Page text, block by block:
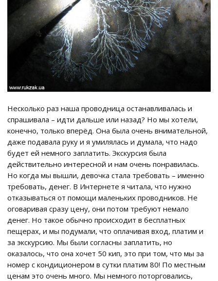
Несколько раз наша проводница останавливалась и
спрашивала – идти дальше или назад? Но мы хотели,
конечно, только вперёд. Она была очень внимательной,
даже подавала руку и я умилялась и думала, что надо
будет ей немного заплатить. Экскурсия была
действительно интересной и нам очень понравилась.
Но когда мы вышли, девочка стала требовать – именно
требовать, денег. В Интернете я читала, что нужно
отказываться от помощи маленьких проводников. Не
оговаривая сразу цену, они потом требуют немало
денег. Но такое обычно происходит в бесплатных
пещерах, и мы подумали, что оплачивая вход, платим и
за экскурсию. Мы были согласны заплатить, но
оказалось, что она хочет 50 кип, это при том, что мы за
номер с кондиционером в сутки платим 80! По местным
ценам это очень много. Мы немного поторговались,